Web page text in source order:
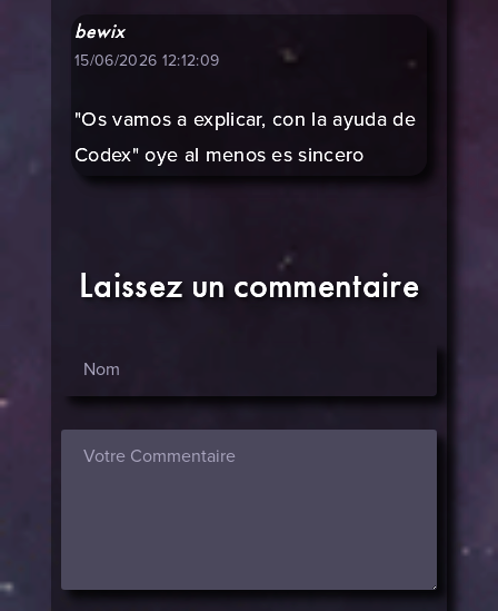
bewix
15/06/2026 12:12:09
"Os vamos a explicar, con la ayuda de
Codex" oye al menos es sincero
Laissez un commentaire